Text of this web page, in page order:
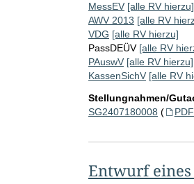
Anzahl der zu einem einzelnen RV
MessEV [alle RV hierzu]
AWV 2013 [alle RV
VDG [alle RV hierzu]
PassDEÜV [alle RV
PAuswV [alle RV hierzu]
KassenSichV [alle RV
Stellungnahmen/
SG2407180008 (
Entwurf eines